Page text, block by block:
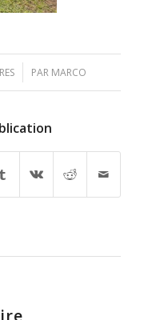
PAR MARCO